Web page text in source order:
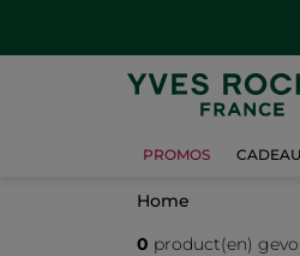
PROMOS
Home
0 product(en)